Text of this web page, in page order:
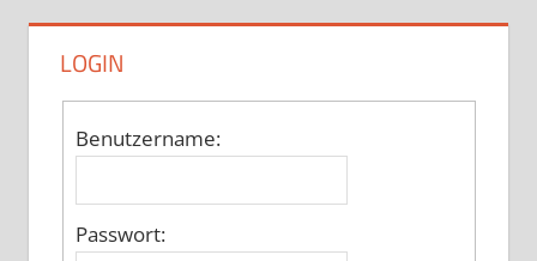
LOGIN
Benutzername:
Passwort: